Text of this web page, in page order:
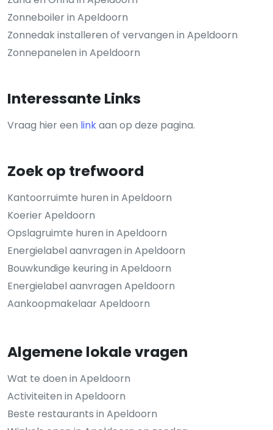
Zonneboiler in Apeldoorn
Zonnedak installeren of vervangen in Apeldoorn
Zonnepanelen in Apeldoorn
Interessante Links
Vraag hier een linkaan op deze pagina.
Zoek op trefwoord
Kantoorruimte huren in Apeldoorn
Koerier Apeldoorn
Opslagruimte huren in Apeldoorn
Energielabel aanvragen in Apeldoorn
Bouwkundige keuring in Apeldoorn
Energielabel aanvragen Apeldoorn
Aankoopmakelaar Apeldoorn
Algemene lokale vragen
Wat te doen in Apeldoorn
Activiteiten in Apeldoorn
Beste restaurants in Apeldoorn